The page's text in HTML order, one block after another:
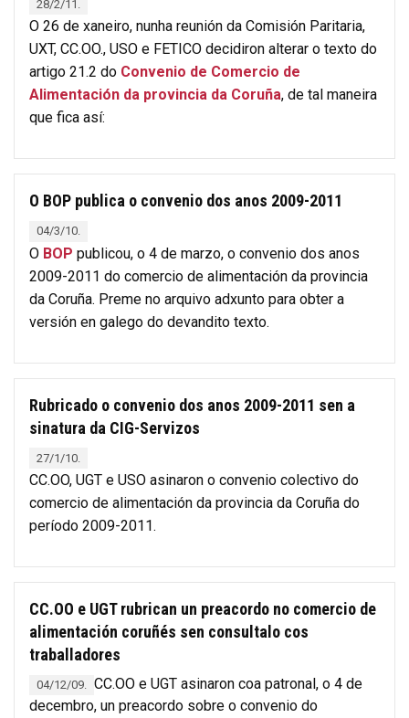
28/2/11.
O 26 de xaneiro, nunha reunión da Comisión Paritaria,
UXT, CC.OO., USO e FETICO decidiron alterar o texto do
artigo 21.2 do Convenio de Comercio de
Alimentación da provincia da Coruña, de tal maneira
que fica así:
O BOP publica o convenio dos anos 2009-2011
04/3/10.
O BOP publicou, o 4 de marzo, o convenio dos anos
2009-2011 do comercio de alimentación da provincia
da Coruña. Preme no arquivo adxunto para obter a
versión en galego do devandito texto.
Rubricado o convenio dos anos 2009-2011 sen a
sinatura da CIG-Servizos
27/1/10.
CC.OO, UGT e USO asinaron o convenio colectivo do
comercio de alimentación da provincia da Coruña do
período 2009-2011.
CC.OO e UGT rubrican un preacordo no comercio de
alimentación coruñés sen consultalo cos
traballadores
04/12/09.
CC.OO e UGT asinaron coa patronal, o 4 de
decembro, un preacordo sobre o convenio do